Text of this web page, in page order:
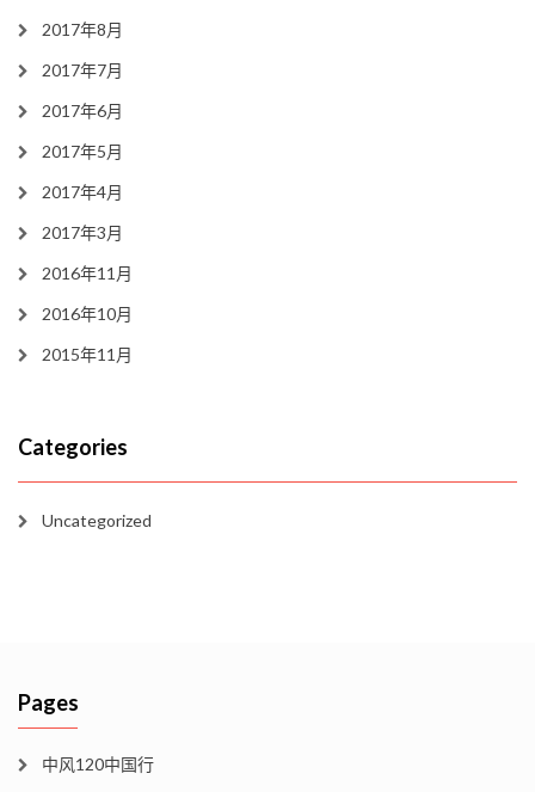
2017年8月
2017年7月
2017年6月
2017年5月
2017年4月
2017年3月
2016年11月
2016年10月
2015年11月
Categories
Uncategorized
Pages
中风120中国行